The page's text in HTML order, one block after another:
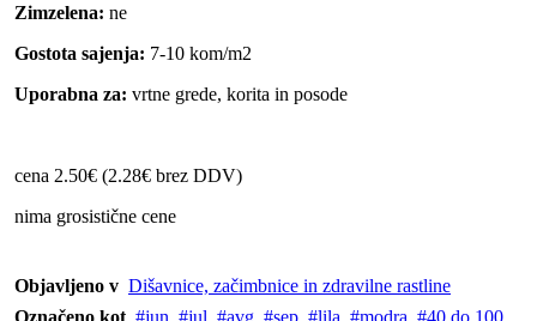
Zimzelena: ne
Gostota sajenja: 7-10 kom/m2
Uporabna za: vrtne grede, korita in posode
cena 2.50€ (2.28€ brez DDV)
nima grosistične cene
Objavljeno v Dišavnice, začimbnice in zdravilne rastline
Označeno kot
jun jul avg sep lila modra
40 do 100